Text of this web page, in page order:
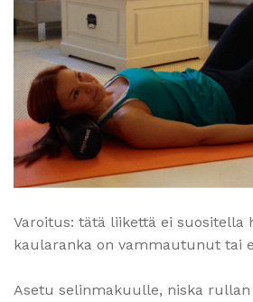
Varoitus: tätä liikettä ei suositella
kaularanka on vammautunut tai
Asetu selinmakuulle, niska